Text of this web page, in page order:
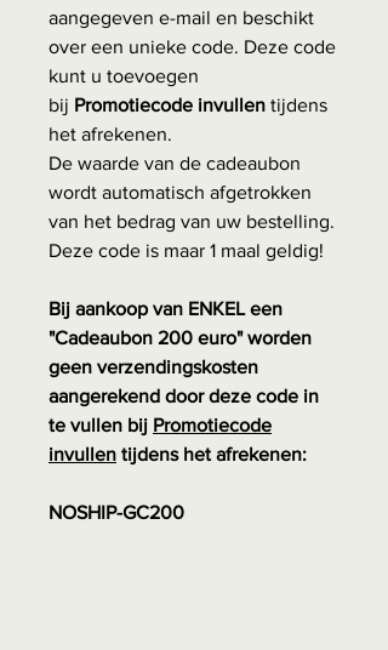
aangegeven e-mail en beschikt
over een unieke code. Deze code
kunt u toevoegen
bij Promotiecode invullen tijdens
het afrekenen.
De waarde van de cadeaubon
wordt automatisch afgetrokken
van het bedrag van uw bestelling.
Deze code is maar 1 maal geldig!
Bij aankoop van ENKEL een
"Cadeaubon 200 euro" worden
geen verzendingskosten
aangerekend door deze code in
te vullen bij Promotiecode
invullen tijdens het afrekenen:
NOSHIP-GC200